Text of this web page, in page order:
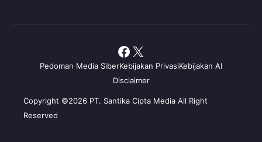
Copyright ©2026 PT. Santika Cipta Media All Right
Reserved
Pedoman Media SiberKebijakan PrivasiKebijakan AI
Disclaimer
Facebook
X